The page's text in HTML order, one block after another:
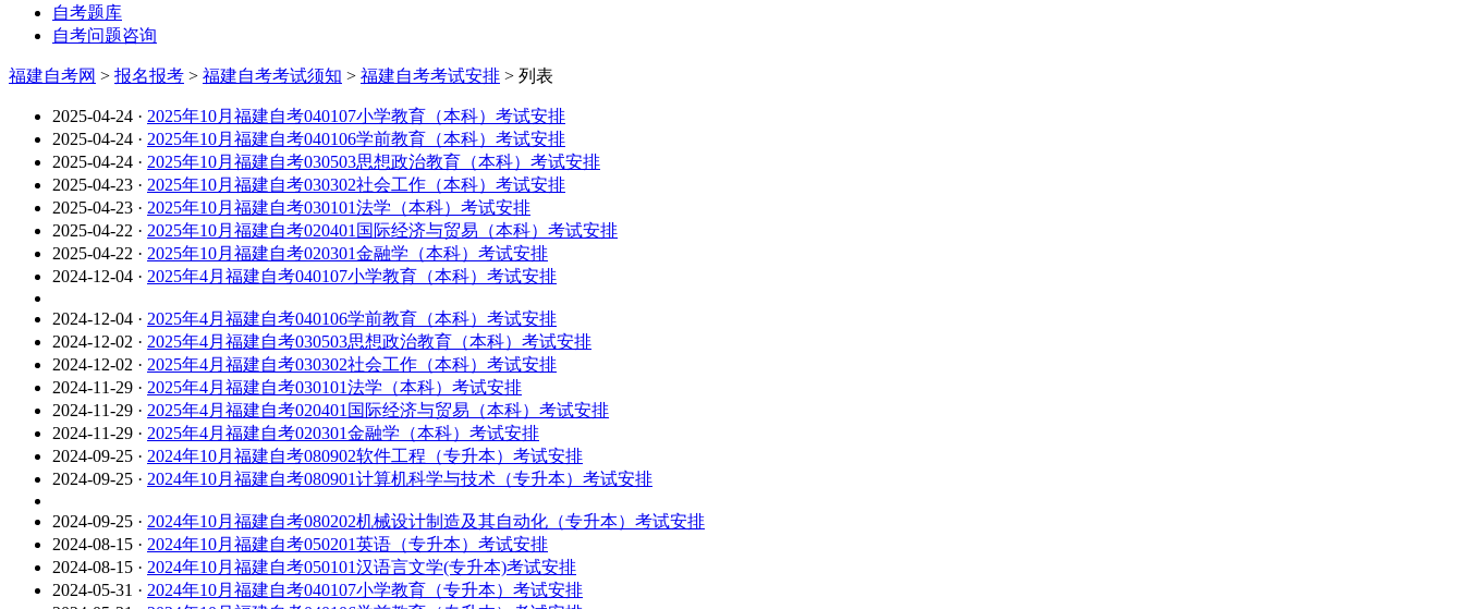
自考题库
自考问题咨询
福建自考网 > 报名报考 > 福建自考考试须知 > 福建自考考试安排 > 列表
2025-04-24 · 2025年10月福建自考040107小学教育（本科）考试安排
2025-04-24 · 2025年10月福建自考040106学前教育（本科）考试安排
2025-04-24 · 2025年10月福建自考030503思想政治教育（本科）考试安排
2025-04-23 · 2025年10月福建自考030302社会工作（本科）考试安排
2025-04-23 · 2025年10月福建自考030101法学（本科）考试安排
2025-04-22 · 2025年10月福建自考020401国际经济与贸易（本科）考试安排
2025-04-22 · 2025年10月福建自考020301金融学（本科）考试安排
2024-12-04 · 2025年4月福建自考040107小学教育（本科）考试安排
2024-12-04 · 2025年4月福建自考040106学前教育（本科）考试安排
2024-12-02 · 2025年4月福建自考030503思想政治教育（本科）考试安排
2024-12-02 · 2025年4月福建自考030302社会工作（本科）考试安排
2024-11-29 · 2025年4月福建自考030101法学（本科）考试安排
2024-11-29 · 2025年4月福建自考020401国际经济与贸易（本科）考试安排
2024-11-29 · 2025年4月福建自考020301金融学（本科）考试安排
2024-09-25 · 2024年10月福建自考080902软件工程（专升本）考试安排
2024-09-25 · 2024年10月福建自考080901计算机科学与技术（专升本）考试安排
2024-09-25 · 2024年10月福建自考080202机械设计制造及其自动化（专升本）考试安排
2024-08-15 · 2024年10月福建自考050201英语（专升本）考试安排
2024-08-15 · 2024年10月福建自考050101汉语言文学(专升本)考试安排
2024-05-31 · 2024年10月福建自考040107小学教育（专升本）考试安排